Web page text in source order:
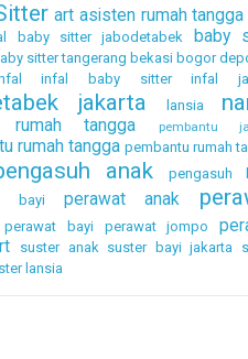
art asisten rumah tangga
baby sitter jabodetabek baby
sitter tangerang bekasi bogor
infal baby sitter infal
jakarta lansia
rumah tangga pembantu
rumah tangga pembantu rumah
anak
pengasuh
bayi
perawat anak
perawat bayi perawat jompo
suster anak suster bayi jakarta
lansia